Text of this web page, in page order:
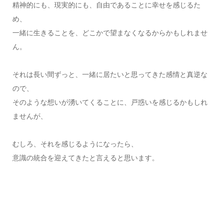
精神的にも、現実的にも、自由であることに幸せを感じるた
め、
一緒に生きることを、どこかで望まなくなるからかもしれませ
ん。
それは長い間ずっと、一緒に居たいと思ってきた感情と真逆な
ので、
そのような想いが湧いてくることに、戸惑いを感じるかもしれ
ませんが、
むしろ、それを感じるようになったら、
意識の統合を迎えてきたと言えると思います。